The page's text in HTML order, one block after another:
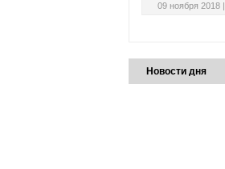
09 ноября 2018 |
Новости дня